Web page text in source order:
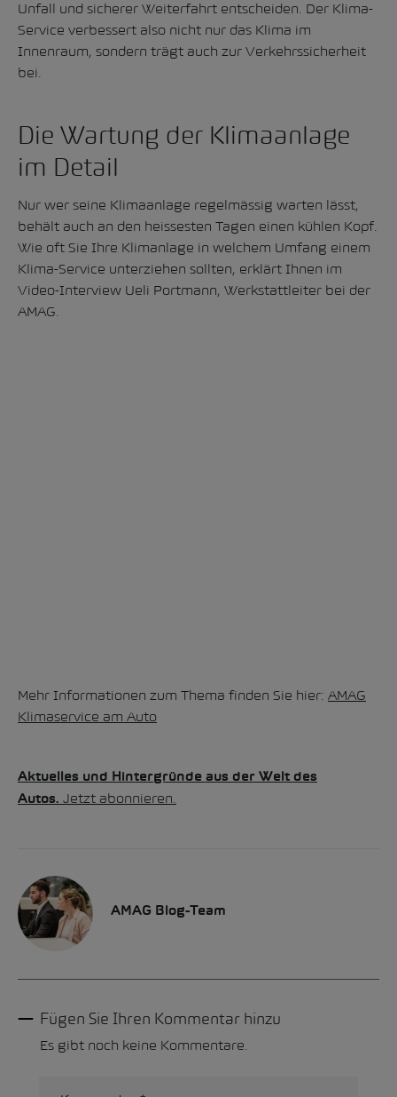
Unfall und sicherer Weiterfahrt entscheiden. Der Klima-
Service verbessert also nicht nur das Klima im
Innenraum, sondern trägt auch zur Verkehrssicherheit
bei.
Die Wartung der Klimaanlage
im Detail
Nur wer seine Klimaanlage regelmässig warten lässt,
behält auch an den heissesten Tagen einen kühlen Kopf.
Wie oft Sie Ihre Klimanlage in welchem Umfang einem
Klima-Service unterziehen sollten, erklärt Ihnen im
Video-Interview Ueli Portmann, Werkstattleiter bei der
AMAG.
Mehr Informationen zum Thema finden Sie hier: AMAG
Klimaservice am Auto
Aktuelles und Hintergründe aus der Welt des
Autos. Jetzt abonnieren.
AMAG Blog-Team
Fügen Sie Ihren Kommentar hinzu
Es gibt noch keine Kommentare.